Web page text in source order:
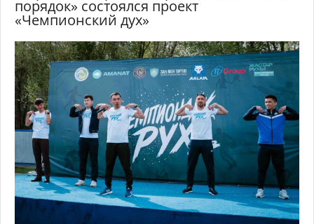
порядок» состоялся проект
«Чемпионский дух»